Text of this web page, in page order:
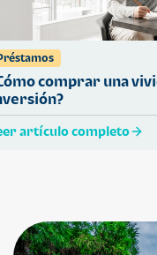
comprar una
artículo completo